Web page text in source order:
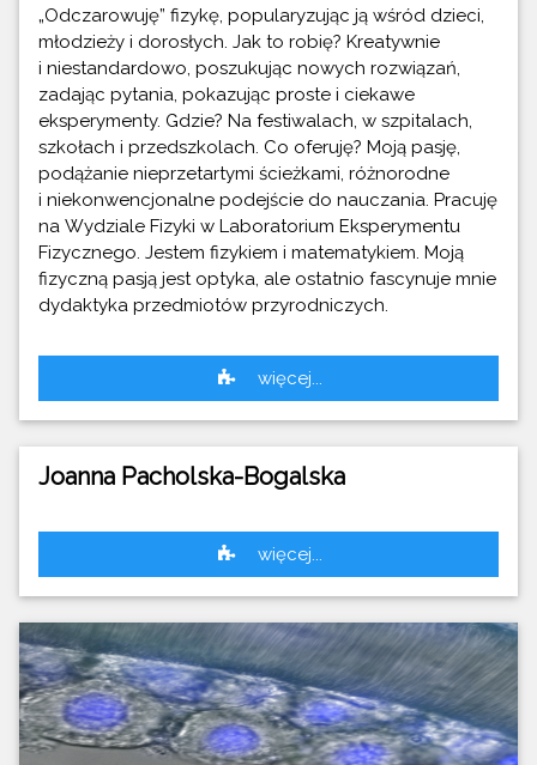
„Odczarowuję” fizykę, popularyzując ją wśród dzieci,
młodzieży i dorosłych. Jak to robię? Kreatywnie
i niestandardowo, poszukując nowych rozwiązań,
zadając pytania, pokazując proste i ciekawe
eksperymenty. Gdzie? Na festiwalach, w szpitalach,
szkołach i przedszkolach. Co oferuję? Moją pasję,
podążanie nieprzetartymi ścieżkami, różnorodne
i niekonwencjonalne podejście do nauczania. Pracuję
na Wydziale Fizyki w Laboratorium Eksperymentu
Fizycznego. Jestem fizykiem i matematykiem. Moją
fizyczną pasją jest optyka, ale ostatnio fascynuje mnie
dydaktyka przedmiotów przyrodniczych.
więcej...
Joanna Pacholska-Bogalska
więcej...